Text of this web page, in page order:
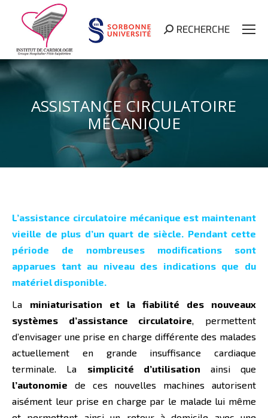
Search:
RECHERCHE
ASSISTANCE CIRCULATOIRE
MÉCANIQUE
L’assistance circulatoire mécanique est maintenant
vieille de plus d’un quart de siècle. Pendant cette
période de nombreuses modifications sont
apparues tant au niveau des indications que du
matériel disponible.
La miniaturisation et la fiabilité des nouveaux
systèmes d’assistance circulatoire, permettent
d’envisager une prise en charge différente des malades
actuellement en grande insuffisance cardiaque
terminale. La simplicité d’utilisation ainsi que
l’autonomie de ces nouvelles machines autorisent
aisément leur prise en charge par le malade lui même